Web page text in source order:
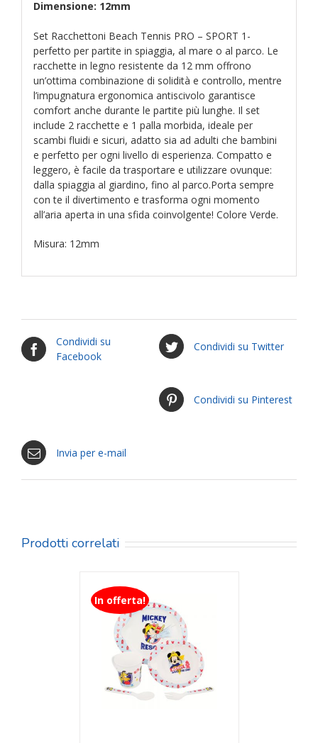
per
Mare,
Spiaggia
e
Tempo
Libero
-
Verde
quantità
Dimensione: 12mm
Set Racchettoni Beach Tennis PRO – SPORT 1-
perfetto per partite in spiaggia, al mare o al parco. Le
racchette in legno resistente da 12 mm offrono
un’ottima combinazione di solidità e controllo, mentre
l’impugnatura ergonomica antiscivolo garantisce
comfort anche durante le partite più lunghe. Il set
include 2 racchette e 1 palla morbida, ideale per
scambi fluidi e sicuri, adatto sia ad adulti che bambini
e perfetto per ogni livello di esperienza. Compatto e
leggero, è facile da trasportare e utilizzare ovunque:
dalla spiaggia al giardino, fino al parco.Porta sempre
con te il divertimento e trasforma ogni momento
all’aria aperta in una sfida coinvolgente! Colore Verde.
Misura: 12mm
Condividi su
Facebook
Condividi su Twitter
Condividi su Pinterest
Invia per e-mail
Prodotti correlati
In offerta!